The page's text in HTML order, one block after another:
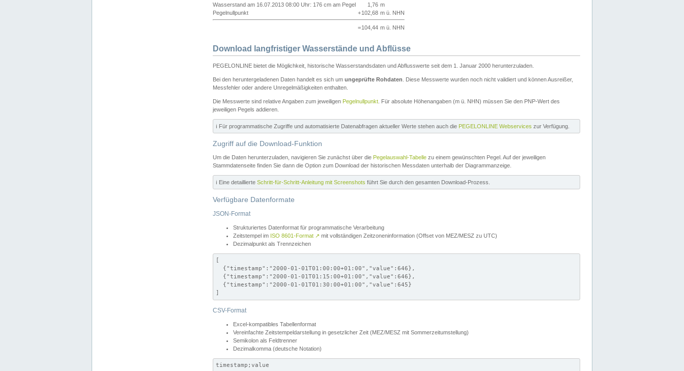
Wasserstand am 16.07.2013 08:00 Uhr: 176 cm am Pegel
1,76 m
Pegelnullpunkt
+102,68 m ü. NHN
=104,44 m ü. NHN
Download langfristiger Wasserstände und Abflüsse
PEGELONLINE bietet die Möglichkeit, historische Wasserstandsdaten und Abflusswerte seit dem 1. Januar 2000 herunterzuladen.
Bei den heruntergeladenen Daten handelt es sich um ungeprüfte Rohdaten . Diese Messwerte wurden noch nicht validiert und können Ausreißer,
Messfehler oder andere Unregelmäßigkeiten enthalten.
Die Messwerte sind relative Angaben zum jeweiligen Pegelnullpunkt . Für absolute Höhenangaben (m ü. NHN) müssen Sie den PNP-Wert des
jeweiligen Pegels addieren.
ℹ️ Für programmatische Zugriffe und automatisierte Datenabfragen aktueller Werte stehen auch die PEGELONLINE Webservices zur Verfügung.
Zugriff auf die Download-Funktion
Um die Daten herunterzuladen, navigieren Sie zunächst über die Pegelauswahl-Tabelle zu einem gewünschten Pegel. Auf der jeweiligen
Stammdatenseite finden Sie dann die Option zum Download der historischen Messdaten unterhalb der Diagrammanzeige.
ℹ️ Eine detaillierte Schritt-für-Schritt-Anleitung mit Screenshots führt Sie durch den gesamten Download-Prozess.
Verfügbare Datenformate
JSON-Format
Strukturiertes Datenformat für programmatische Verarbeitung
Zeitstempel im ISO 8601-Format ↗ mit vollständigen Zeitzoneninformation (Offset von MEZ/MESZ zu UTC)
Dezimalpunkt als Trennzeichen
[
  {"timestamp":"2000-01-01T01:00:00+01:00","value":646},
  {"timestamp":"2000-01-01T01:15:00+01:00","value":646},
  {"timestamp":"2000-01-01T01:30:00+01:00","value":645}
]
CSV-Format
Excel-kompatibles Tabellenformat
Vereinfachte Zeitstempeldarstellung in gesetzlicher Zeit (MEZ/MESZ mit Sommerzeitumstellung)
Semikolon als Feldtrenner
Dezimalkomma (deutsche Notation)
timestamp;value